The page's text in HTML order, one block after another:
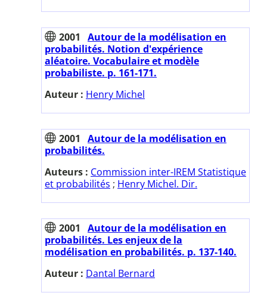
2001
Autour de la modélisation en
probabilités. Notion d'expérience
aléatoire. Vocabulaire et modèle
probabiliste. p. 161-171.
Auteur : Henry Michel
2001
Autour de la modélisation en
probabilités.
Auteurs : Commission inter-IREM Statistique
et probabilités ; Henry Michel. Dir.
2001
Autour de la modélisation en
probabilités. Les enjeux de la
modélisation en probabilités. p. 137-140.
Auteur : Dantal Bernard